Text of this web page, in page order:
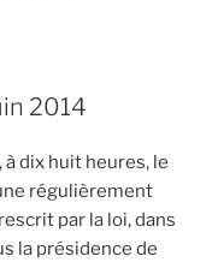
2014
à dix huit heures, le
régulièrement
par la loi, dans
la présidence de